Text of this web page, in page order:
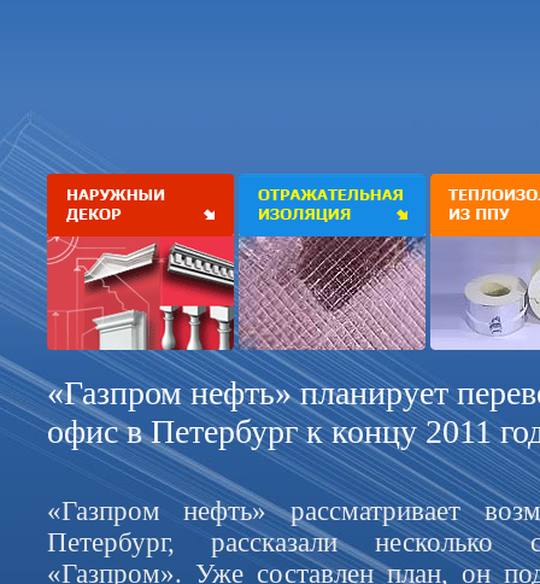
«Газпром нефть» планирует
офис в Петербург к концу 2011
«Газпром нефть» рассматривает
Петербург, рассказали несколько
«Газпром». Уже составлен план, он